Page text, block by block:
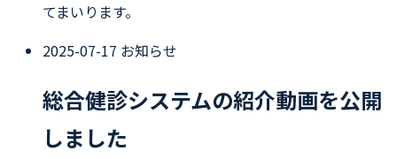
てまいります。
2025-07-17 お知らせ
総合健診システムの紹介動画を公開
しました